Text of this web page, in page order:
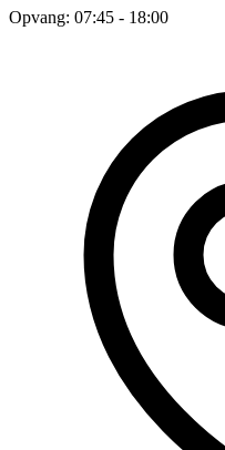
Opvang: 07:45 - 18:00